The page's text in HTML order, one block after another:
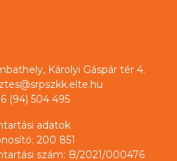
Károlyi Gáspár tér 4.
(94) 504 495
adatok
200 851
szám: B/2021/000476